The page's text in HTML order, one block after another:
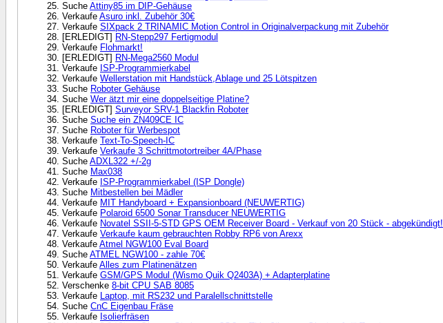
Suche Attiny85 im DIP-Gehäuse
Verkaufe Asuro inkl. Zubehör 30€
Verkaufe SIXpack 2 TRINAMIC Motion Control in Originalverpackung mit Zubehör
[ERLEDIGT] RN-Stepp297 Fertigmodul
Verkaufe Flohmarkt!
[ERLEDIGT] RN-Mega2560 Modul
Verkaufe ISP-Programmierkabel
Verkaufe Wellerstation mit Handstück,Ablage und 25 Lötspitzen
Suche Roboter Gehäuse
Suche Wer ätzt mir eine doppelseitige Platine?
[ERLEDIGT] Surveyor SRV-1 Blackfin Roboter
Suche Suche ein ZN409CE IC
Suche Roboter für Werbespot
Verkaufe Text-To-Speech-IC
Verkaufe Verkaufe 3 Schrittmotortreiber 4A/Phase
Suche ADXL322 +/-2g
Suche Max038
Verkaufe ISP-Programmierkabel (ISP Dongle)
Suche Mitbestellen bei Mädler
Verkaufe MIT Handyboard + Expansionboard (NEUWERTIG)
Verkaufe Polaroid 6500 Sonar Transducer NEUWERTIG
Verkaufe Novatel SSII-5-STD GPS OEM Receiver Board - Verkauf von 20 Stück - abgekündigt!
Verkaufe Verkaufe kaum gebrauchten Robby RP6 von Arexx
Verkaufe Atmel NGW100 Eval Board
Suche ATMEL NGW100 - zahle 70€
Verkaufe Alles zum Platinenätzen
Verkaufe GSM/GPS Modul (Wismo Quik Q2403A) + Adapterplatine
Verschenke 8-bit CPU SAB 8085
Verkaufe Laptop, mit RS232 und Paralellschnittstelle
Suche CnC Eigenbau Fräse
Verkaufe Isolierfräsen